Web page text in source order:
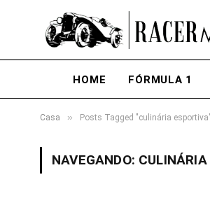
HOME FÓRMULA 1
Casa » Posts Tagged "culinária esportiva"
NAVEGANDO: